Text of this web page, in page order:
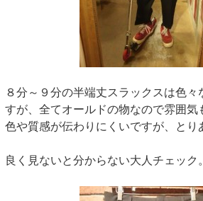
８分～９分の半端丈スラックスは色々
すが、全てオールドの物なので雰囲気
色や質感が伝わりにくいですが、とり
良く見ないと分からない大人チェック。